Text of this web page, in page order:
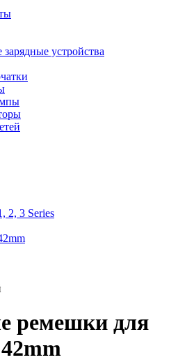
устройства
2, 3 Series
ремешки для